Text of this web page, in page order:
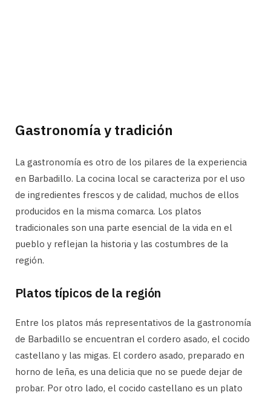
Gastronomía y tradición
La gastronomía es otro de los pilares de la experiencia
en Barbadillo. La cocina local se caracteriza por el uso
de ingredientes frescos y de calidad, muchos de ellos
producidos en la misma comarca. Los platos
tradicionales son una parte esencial de la vida en el
pueblo y reflejan la historia y las costumbres de la
región.
Platos típicos de la región
Entre los platos más representativos de la gastronomía
de Barbadillo se encuentran el cordero asado, el cocido
castellano y las migas. El cordero asado, preparado en
horno de leña, es una delicia que no se puede dejar de
probar. Por otro lado, el cocido castellano es un plato